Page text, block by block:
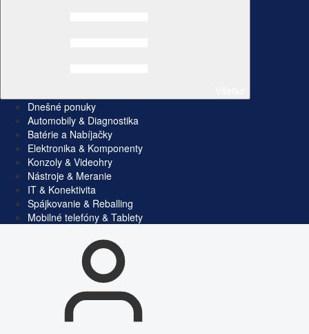
Dnešné ponuky
Automobily & Diagnostika
Batérie a Nabíjačky
Elektronika & Komponenty
Konzoly & Videohry
Nástroje & Meranie
IT & Konektivita
Spájkovanie & Reballing
Mobilné telefóny & Tablety